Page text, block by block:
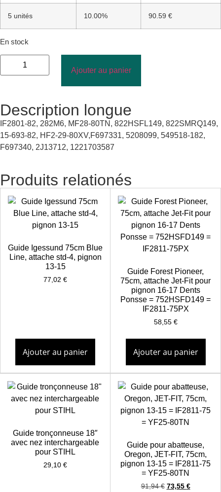
5 unités 10.00% 90.59 €
En stock
Ajouter au panier
Description longue
IF2801-82, 282M6, MF28-80TN, 822HSFL149, 822SMRQ149,
15-693-82, HF2-29-80XV,F697331, 5208099, 549518-182,
F697340, 2J13712, 1221703587
Produits relationés
Guide Igessund 75cm Blue
Line, attache std-4, pignon
13-15
77,02 €
Ajouter au panier
Guide Forest Pioneer,
75cm, attache Jet-Fit pour
pignon 16-17 Dents
Ponsse = 752HSFD149 =
IF2811-75PX
58,55 €
Ajouter au panier
Guide tronçonneuse 18″
avec nez interchargeable
pour STIHL
29,10 €
Guide pour abatteuse,
Oregon, JET-FIT, 75cm,
pignon 13-15 = IF2811-75
= YF25-80TN
91,94€ 73,55 €